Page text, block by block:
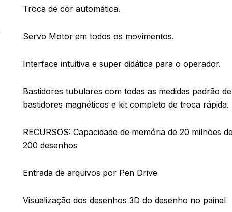
Troca de cor automática.
Servo Motor em todos os movimentos.
Interface intuitiva e super didática para o operador.
Bastidores tubulares com todas as medidas padrão
bastidores magnéticos e kit completo de troca rápida.
RECURSOS: Capacidade de memória de 20 milhões
200 desenhos
Entrada de arquivos por Pen Drive
Visualização dos desenhos 3D do desenho no painel